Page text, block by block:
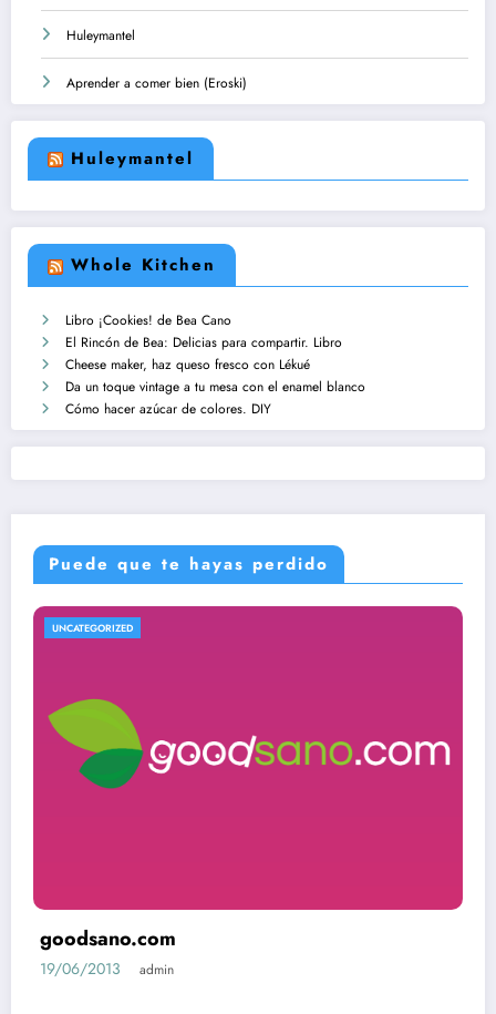
Huleymantel
Aprender a comer bien (Eroski)
Huleymantel
Whole Kitchen
Libro ¡Cookies! de Bea Cano
El Rincón de Bea: Delicias para compartir. Libro
Cheese maker, haz queso fresco con Lékué
Da un toque vintage a tu mesa con el enamel blanco
Cómo hacer azúcar de colores. DIY
Puede que te hayas perdido
UNCATEGORIZED
goodsano.com
19/06/2013 admin